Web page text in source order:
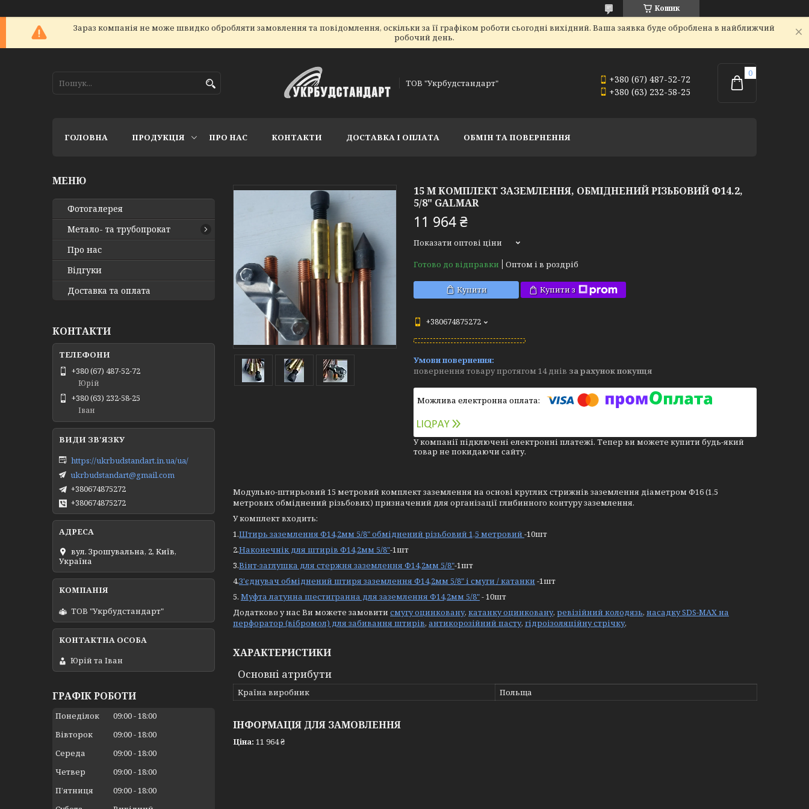
Кошик
Зараз компанія не може швидко обробляти замовлення та повідомлення, оскільки за її графіком роботи сьогодні вихідний. Ваша заявка буде оброблена в найближчий
робочий день.
ТОВ "Укрбудстандарт"
+380 (67) 487-52-72
+380 (63) 232-58-25
ГОЛОВНА ПРОДУКЦІЯ ПРО НАС КОНТАКТИ ДОСТАВКА І ОПЛАТА ОБМІН ТА ПОВЕРНЕННЯ
15 М КОМПЛЕКТ ЗАЗЕМЛЕННЯ, ОБМІДНЕНИЙ РІЗЬБОВИЙ Ф14.2,
5/8" GALMAR
11 964 ₴
Показати оптові ціни
Готово до відправки
Оптом і в роздріб
Купити Купити з
+380674875272
повернення товару протягом 14 днів за рахунок покупця
У компанії підключені електронні платежі. Тепер ви можете купити будь-який
товар не покидаючи сайту.
Модульно-штирьовий 15 метровий комплект заземлення на основі круглих стрижнів заземлення діаметром Ф16 (1,5
метрових обміднений різьбових) призначений для організації глибинного контуру заземлення.
У комплект входить:
1.Штирь заземлення Ф14,2мм 5/8" обміднений різьбовий 1,5 метровий -10шт
2.Наконечнік для штирів Ф14,2мм 5/8"-1шт
3.Вінт-заглушка для стержня заземлення Ф14,2мм 5/8"-1шт
4.З'єднувач обміднений штиря заземлення Ф14,2мм 5/8" і смуги / катанки -1шт
5. Муфта латунна шестигранна для заземлення Ф14,2мм 5/8"- 10шт
Додатково у нас Ви можете замовити смугу оцинковану, катанку оцинковану, ревізійний колодязь, насадку SDS-MAX на
перфоратор (вібромол) для забивання штирів, антикорозійний пасту, гідроізоляційну стрічку,
ХАРАКТЕРИСТИКИ
Основні атрибути
Країна виробник Польща
ІНФОРМАЦІЯ ДЛЯ ЗАМОВЛЕННЯ
Ціна: 11 964 ₴
Фотогалерея
Метало- та трубопрокат
Про нас
Відгуки
Доставка та оплата
КОНТАКТИ
+380 (67) 487-52-72
Юрій
+380 (63) 232-58-25
Іван
https://ukrbudstandart.in.ua/ua/
ukrbudstandart@gmail.com
+380674875272
+380674875272
вул. Зрошувальна, 2, Київ,
Україна
ТОВ "Укрбудстандарт"
Юрій та Іван
ГРАФІК РОБОТИ
Понеділок 09:00 18:00
Вівторок
09:00 18:00
Середа
09:00 18:00
Четвер
09:00 18:00
Пʼятниця
09:00 18:00